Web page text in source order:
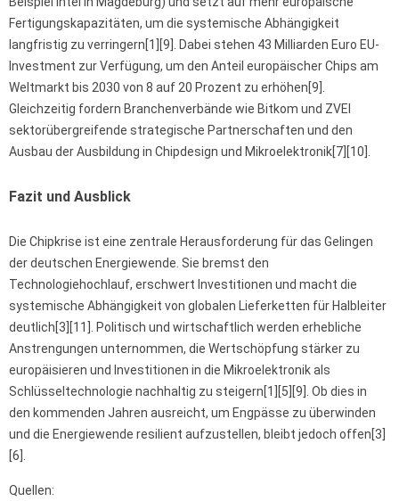
Fertigungskapazitäten, um die systemische Abhängigkeit
langfristig zu verringern[1][9]. Dabei stehen 43 Milliarden Euro EU-
Investment zur Verfügung, um den Anteil europäischer Chips am
Weltmarkt bis 2030 von 8 auf 20 Prozent zu erhöhen[9].
Gleichzeitig fordern Branchenverbände wie Bitkom und ZVEI
sektorübergreifende strategische Partnerschaften und den
Ausbau der Ausbildung in Chipdesign und Mikroelektronik[7][10].
Fazit und Ausblick
Die Chipkrise ist eine zentrale Herausforderung für das Gelingen
der deutschen Energiewende. Sie bremst den
Technologiehochlauf, erschwert Investitionen und macht die
systemische Abhängigkeit von globalen Lieferketten für Halbleiter
deutlich[3][11]. Politisch und wirtschaftlich werden erhebliche
Anstrengungen unternommen, die Wertschöpfung stärker zu
europäisieren und Investitionen in die Mikroelektronik als
Schlüsseltechnologie nachhaltig zu steigern[1][5][9]. Ob dies in
den kommenden Jahren ausreicht, um Engpässe zu überwinden
und die Energiewende resilient aufzustellen, bleibt jedoch offen[3]
[6].
Quellen: